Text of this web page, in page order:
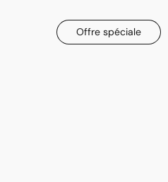
Offre spéciale